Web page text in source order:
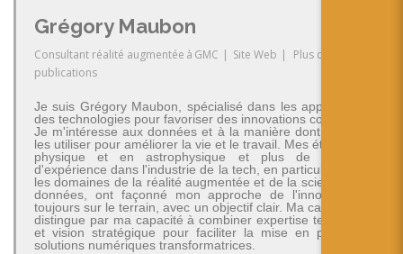
Grégory Maubon
Consultant réalité augmentée à GMC | Site Web |
Plus de
publications
Je suis Grégory Maubon, spécialisé dans les applications
des technologies pour favoriser des innovations concrètes.
Je m'intéresse aux données et à la manière dont on peut
les utiliser pour améliorer la vie et le travail. Mes études en
physique et en astrophysique et plus de 30 ans
d'expérience dans l'industrie de la tech, en particulier dans
les domaines de la réalité augmentée et de la science des
données, ont façonné mon approche de l'innovation -
toujours sur le terrain, avec un objectif clair. Ma carrière se
distingue par ma capacité à combiner expertise technique
et vision stratégique pour faciliter la mise en place de
solutions numériques transformatrices.